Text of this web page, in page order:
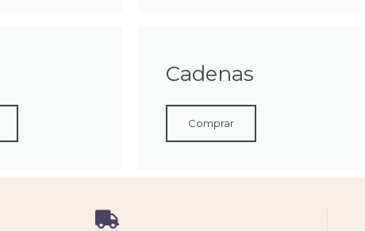
Cadenas
Comprar